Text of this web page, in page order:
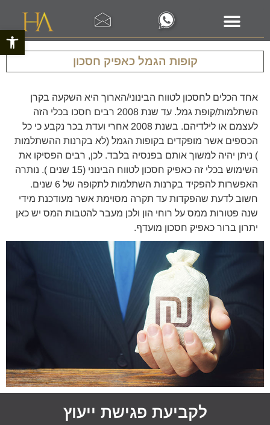
פתח
קופות הגמל כאפיק חסכון
אחד הכלים לחסכון לטווח הבינוני/הארוך היא השקעה בקרן
השתלמות/קופת גמל. עד שנת 2008 רבים חסכו בכלי הזה
לעצמם או לילדיהם. בשנת 2008 אחרי ועדת בכר נקבע כי כל
הכספים אשר מופקדים בקופות הגמל (לא בקרנות ההשתלמות
) ניתן יהיה למשוך אותם בפנסיה בלבד. לכן, רבים הפסיקו את
השימוש בכלי זה כאפיק חסכון לטווח הבינוני (15 שנים ). נותרה
האפשרות להפקיד בקרנות השתלמות לתקופה של 6 שנים.
חשוב לדעת שהפקדות עד תקרה מסוימת אשר מעודכנת מידי
שנה פטורות ממס על רוחי הון ולכן מעבר להטבות המס יש כאן
יתרון ברור כאפיק חסכון מועדף.
לקביעת פגישת ייעוץ